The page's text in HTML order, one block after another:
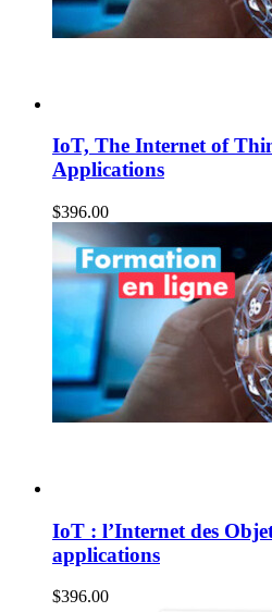
IoT, The Internet of
Applications
$396.00
IoT : l’Internet des
applications
$396.00